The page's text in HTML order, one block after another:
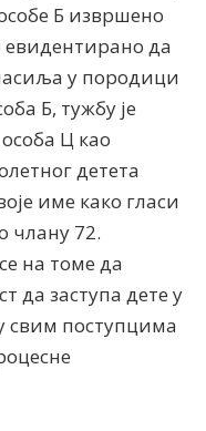
Б извршено
евидентирано да
у породици
Б, тужбу је
Ц као
детета
име како гласи
члану 72.
на томе да
да заступа дете у
свим поступцима